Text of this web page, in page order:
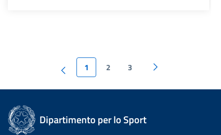
1 2 3
Dipartimento per lo Sport